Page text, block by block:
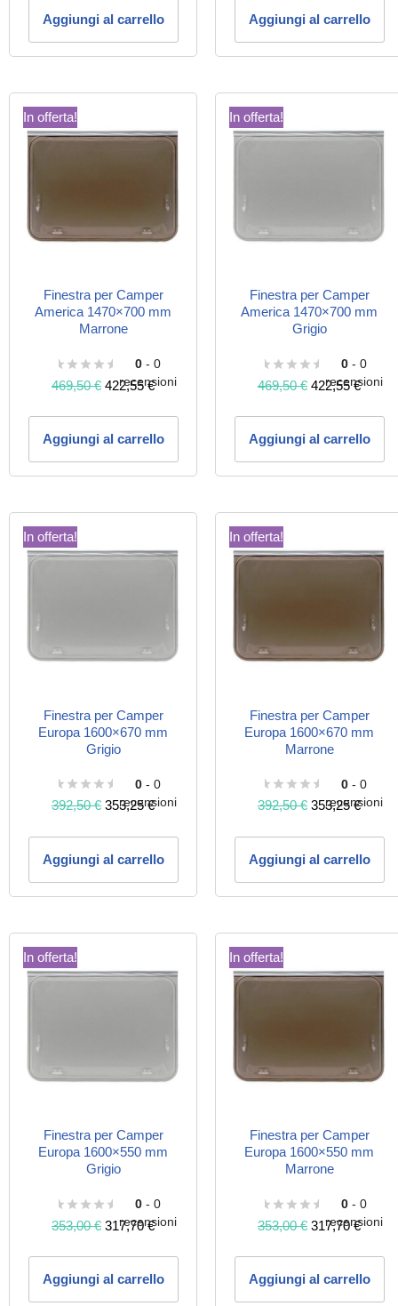
Aggiungi al carrello Aggiungi al carrello
In offerta!
Finestra per Camper
America 1470×700 mm
Marrone
0- 0
recensioni
469,50€ 422,55€
Aggiungi al carrello
In offerta!
Finestra per Camper
America 1470×700 mm
Grigio
0- 0
recensioni
469,50€ 422,55€
Aggiungi al carrello
In offerta!
Finestra per Camper
Europa 1600×670 mm
Grigio
0- 0
recensioni
392,50€ 353,25€
Aggiungi al carrello
In offerta!
Finestra per Camper
Europa 1600×670 mm
Marrone
0- 0
recensioni
392,50€ 353,25€
Aggiungi al carrello
In offerta!
Finestra per Camper
Europa 1600×550 mm
Grigio
0- 0
recensioni
353,00€ 317,70€
Aggiungi al carrello
In offerta!
Finestra per Camper
Europa 1600×550 mm
Marrone
0- 0
recensioni
353,00€ 317,70€
Aggiungi al carrello